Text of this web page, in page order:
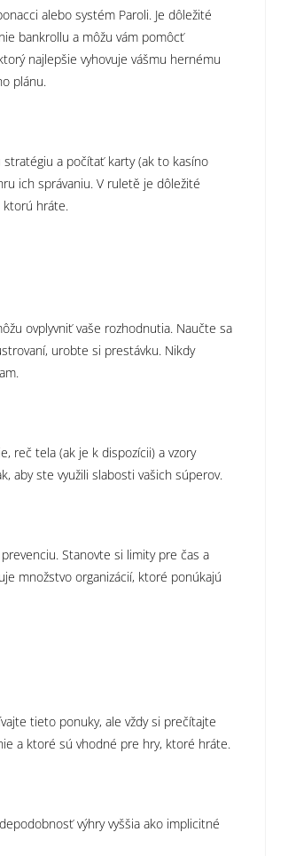
alebo systém Paroli. Je dôležité
bankrollu a môžu vám pomôcť
najlepšie vyhovuje vášmu hernému
plánu.
stratégiu a počítať karty (ak to kasíno
ich správaniu. V ruletě je dôležité
ktorú hráte.
ovplyvniť vaše rozhodnutia. Naučte sa
urobte si prestávku. Nikdy
reč tela (ak je k dispozícii) a vzory
aby ste využili slabosti vašich súperov.
Stanovte si limity pre čas a
množstvo organizácií, ktoré ponúkajú
tieto ponuky, ale vždy si prečítajte
a ktoré sú vhodné pre hry, ktoré hráte.
výhry vyššia ako implicitné